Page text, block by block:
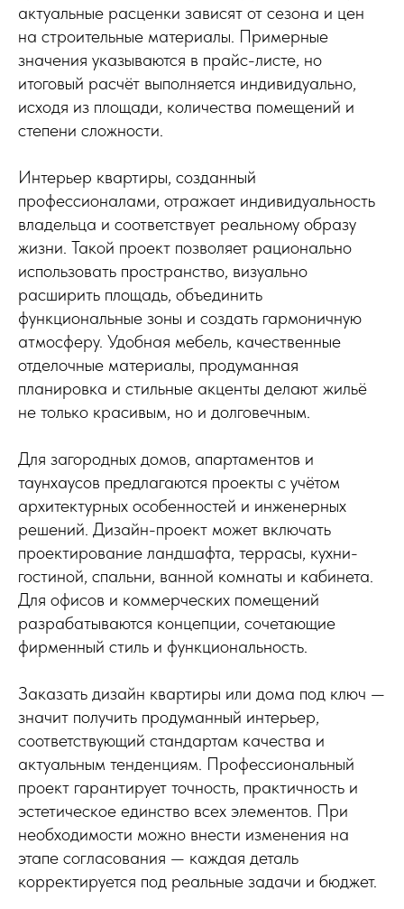
актуальные расценки зависят от сезона и цен
на строительные материалы. Примерные
значения указываются в прайс-листе, но
итоговый расчёт выполняется индивидуально,
исходя из площади, количества помещений и
степени сложности.
Интерьер квартиры, созданный
профессионалами, отражает индивидуальность
владельца и соответствует реальному образу
жизни. Такой проект позволяет рационально
использовать пространство, визуально
расширить площадь, объединить
функциональные зоны и создать гармоничную
атмосферу. Удобная мебель, качественные
отделочные материалы, продуманная
планировка и стильные акценты делают жильё
не только красивым, но и долговечным.
Для загородных домов, апартаментов и
таунхаусов предлагаются проекты с учётом
архитектурных особенностей и инженерных
решений. Дизайн-проект может включать
проектирование ландшафта, террасы, кухни-
гостиной, спальни, ванной комнаты и кабинета.
Для офисов и коммерческих помещений
разрабатываются концепции, сочетающие
фирменный стиль и функциональность.
Заказать дизайн квартиры или дома под ключ —
значит получить продуманный интерьер,
соответствующий стандартам качества и
актуальным тенденциям. Профессиональный
проект гарантирует точность, практичность и
эстетическое единство всех элементов. При
необходимости можно внести изменения на
этапе согласования — каждая деталь
корректируется под реальные задачи и бюджет.